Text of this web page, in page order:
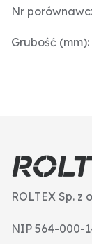
Nr
Grubość (mm):
ROLTEX Sp. z
NIP 564-000-